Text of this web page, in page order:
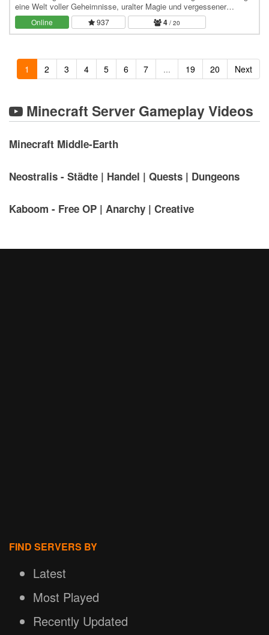
eine Welt voller Geheimnisse, uralter Magie und vergessener
Legenden. In MoonTopia baust du nicht nur…
Online 937 4 / 20
1 2 3 4 5 6 7 ... 19 20 Next
Minecraft Server Gameplay Videos
Minecraft Middle-Earth
Neostralis - Städte | Handel | Quests | Dungeons
Kaboom - Free OP | Anarchy | Creative
FIND SERVERS BY
Latest
Most Played
Recently Updated